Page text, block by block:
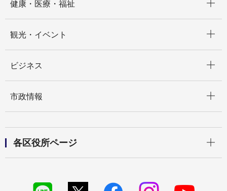
健康・医療・福祉
観光・イベント
ビジネス
市政情報
各区役所ページ